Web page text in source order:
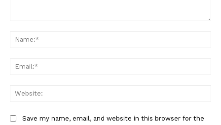
Save my name, email, and website in this browser for the